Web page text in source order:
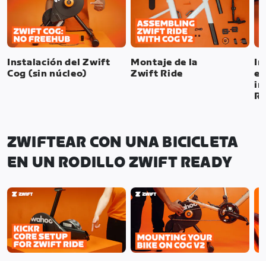
Instalación del Zwift
Cog (sin núcleo)
Montaje de la
Zwift Ride
ZWIFTEAR CON UNA BICICLETA
EN UN RODILLO ZWIFT READY